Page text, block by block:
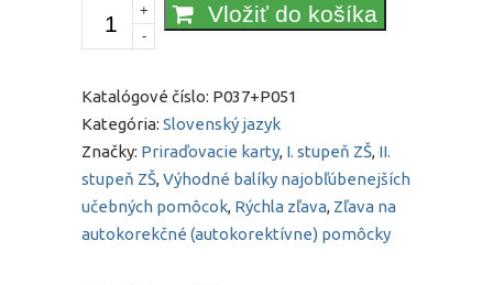
množstvo
Vybrané
+
Slová
s
I/Y
po
tvrdých
+
-
Vložiť do košíka
Katalógové číslo: P037+P051
Kategória: Slovenský jazyk
Značky: Priraďovacie karty, I. stupeň ZŠ, II.
stupeň ZŠ,Výhodné balíky najobľúbenejších
učebných pomôcok, Rýchla zľava, Zľava na
autokorekčné (autokorektívne) pomôcky